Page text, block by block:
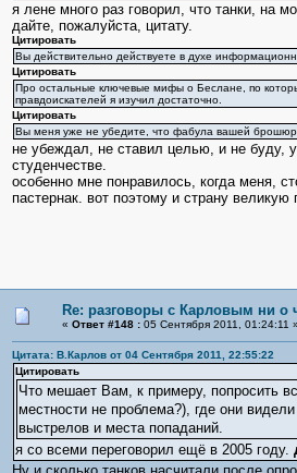
я лене много раз говорил, что танки, на
дайте, пожалуйста, цитату.
Цитировать
Вы действительно действуете в духе
Цитировать
Про остальные ключевые мифы о Беслане, по
правдоискателей я изучил достаточно.
Цитировать
Вы меня уже не убедите, что фабула вашей
не убеждал, не ставил целью, и не буду,
студенчестве.
особенно мне понравилось, когда меня,
пастернак. вот поэтому и страну
Re: разговоры с Карловым ни о
« Ответ #148 :05 Сентября 2011, 01:24:11
Цитата: В.Карлов от 04 Сентября 2011, 22:55:22
Цитировать
Что мешает Вам, к примеру, попросить
местности не проблема?), где они
выстрелов и места попаданий.
я со всеми переговорил ещё в 2005 году.